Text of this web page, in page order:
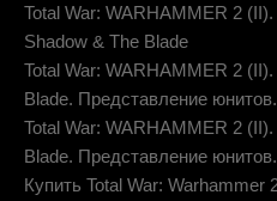
Total War: WARHAMMER 2
Shadow & The Blade
Total War: WARHAMMER 2
Blade. Представление
Total War: WARHAMMER 2
Blade. Представление
Купить Total War: Warhammer